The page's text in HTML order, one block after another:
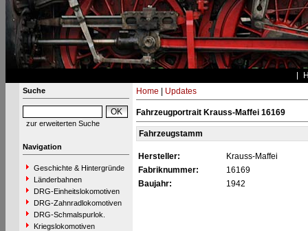
Suche
zur erweiterten Suche
Navigation
Geschichte & Hintergründe
Länderbahnen
DRG-Einheitslokomotiven
DRG-Zahnradlokomotiven
DRG-Schmalspurlok.
Kriegslokomotiven
Home Updates
Fahrzeugportrait Krauss-Maffei 16169
Fahrzeugstamm
Hersteller:
Krauss-Maffei
Fabriknummer:
16169
Baujahr:
1942